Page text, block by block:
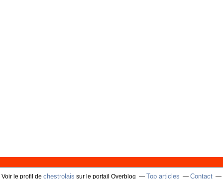
Voir le profil de chestrolais sur le portail Overblog Top articles Contact